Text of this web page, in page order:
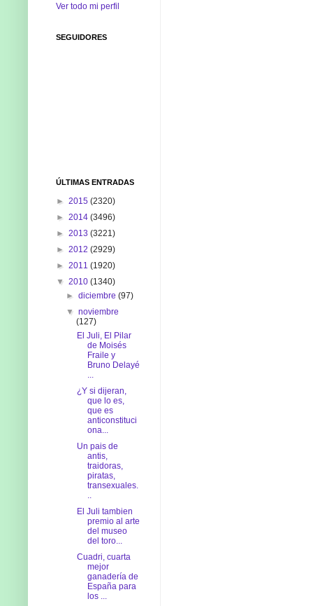
Ver todo mi perfil
SEGUIDORES
ÚLTIMAS ENTRADAS
► 2015 (2320)
► 2014 (3496)
► 2013 (3221)
► 2012 (2929)
► 2011 (1920)
▼ 2010 (1340)
►diciembre(97)
▼noviembre
(127)
El Juli, El Pilar
de Moisés
Fraile y
Bruno Delayé
¿Y si dijeran,
que lo es,
que es
anticonstituci
ona...
Un pais de
antis,
traidoras,
piratas,
transexuales.
El Juli tambien
premio al arte
del museo
del toro...
Cuadri, cuarta
mejor
ganadería de
España para
los ...